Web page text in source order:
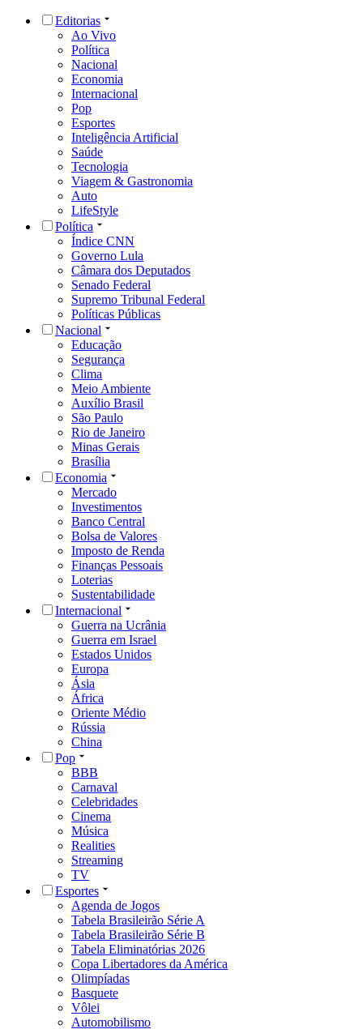
Editorias
Ao Vivo
Política
Nacional
Economia
Internacional
Pop
Esportes
Inteligência Artificial
Saúde
Tecnologia
Viagem & Gastronomia
Auto
LifeStyle
Política
Índice CNN
Governo Lula
Câmara dos Deputados
Senado Federal
Supremo Tribunal Federal
Políticas Públicas
Nacional
Educação
Segurança
Clima
Meio Ambiente
Auxílio Brasil
São Paulo
Rio de Janeiro
Minas Gerais
Brasília
Economia
Mercado
Investimentos
Banco Central
Bolsa de Valores
Imposto de Renda
Finanças Pessoais
Loterias
Sustentabilidade
Internacional
Guerra na Ucrânia
Guerra em Israel
Estados Unidos
Europa
Ásia
África
Oriente Médio
Rússia
China
Pop
BBB
Carnaval
Celebridades
Cinema
Música
Realities
Streaming
TV
Esportes
Agenda de Jogos
Tabela Brasileirão Série A
Tabela Brasileirão Série B
Tabela Eliminatórias 2026
Copa Libertadores da América
Olimpíadas
Basquete
Vôlei
Automobilismo